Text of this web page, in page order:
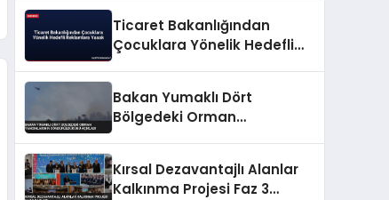
Ticaret Bakanlığından
Çocuklara Yönelik Hedefli
Bakan Yumaklı Dört
Bölgedeki Orman
Kırsal Dezavantajlı Alanlar
Kalkınma Projesi Faz 3